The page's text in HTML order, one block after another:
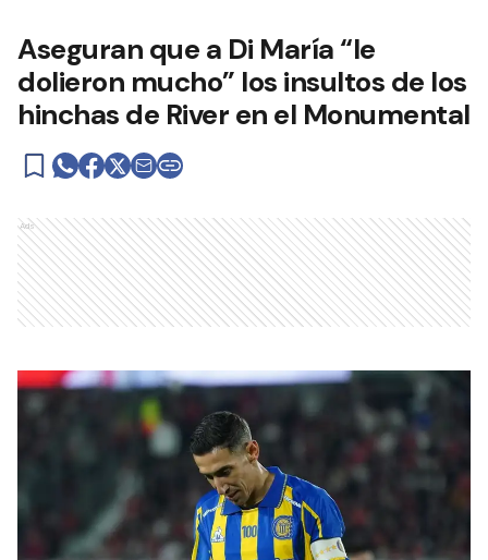
Aseguran que a Di María “le
dolieron mucho” los insultos de los
hinchas de River en el Monumental
Ads